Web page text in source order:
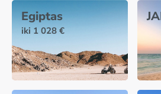
Egiptas
iki 1 028 €